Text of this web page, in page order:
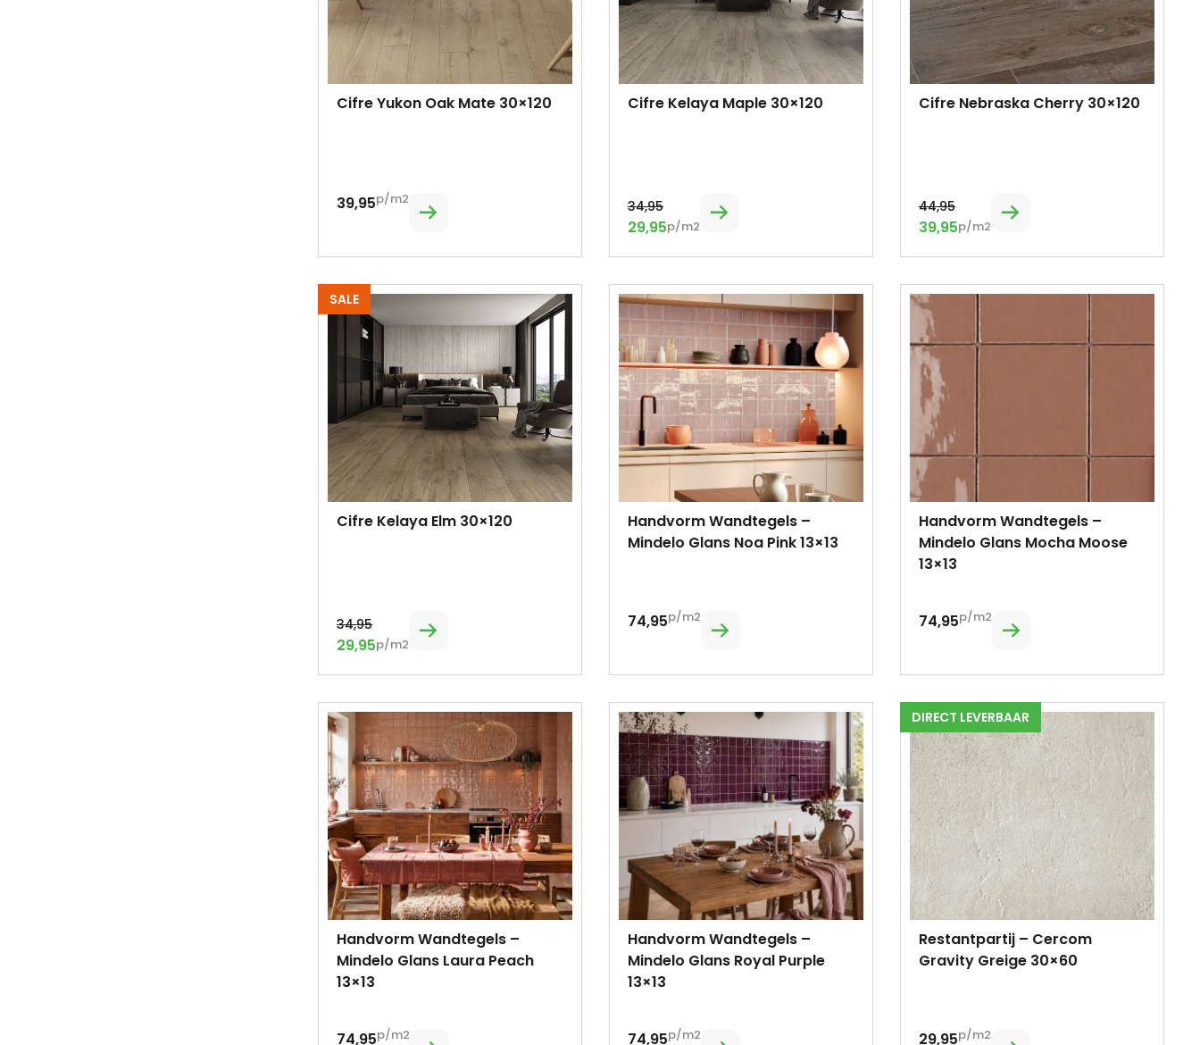
Cifre Yukon Oak Mate 30×120
39,95p/m2
Cifre Kelaya Maple 30×120
34,95
29,95p/m2
Cifre Nebraska Cherry 30×120
44,95
39,95p/m2
SALE
Cifre Kelaya Elm 30×120
34,95
29,95p/m2
Handvorm Wandtegels –
Mindelo Glans Noa Pink 13×13
74,95p/m2
Handvorm Wandtegels –
Mindelo Glans Mocha Moose
13×13
74,95p/m2
Handvorm Wandtegels –
Mindelo Glans Laura Peach
13×13
74,95p/m2
Handvorm Wandtegels –
Mindelo Glans Royal Purple
13×13
74,95p/m2
DIRECT LEVERBAAR
Restantpartij – Cercom
Gravity Greige 30×60
29,95p/m2